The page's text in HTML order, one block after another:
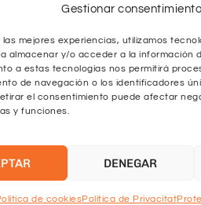
Gestionar consentimiento
mejores experiencias, utilizamos
almacenar y/o acceder a la información
a estas tecnologías nos permitirá
de navegación o los identificadores
el consentimiento puede afectar
y funciones.
DENEGAR
de cookiesPolítica de Privacitat